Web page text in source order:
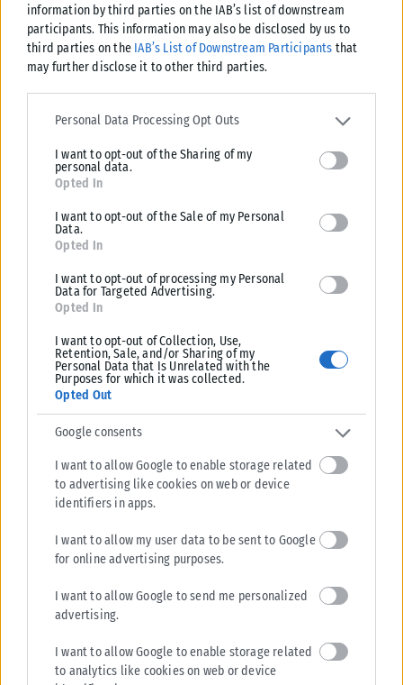
information by third parties on the IAB’s list of downstream
participants. This information may also be disclosed by us to
third parties on the IAB’s List of Downstream Participants that
may further disclose it to other third parties.
Please note that this website/app uses one or more Google
services and may gather and store information including but not
deny consent to Google and its third-party tags to use your data
for below specified purposes in below Google consent section.
Personal Data Processing Opt Outs
I want to opt-out of the Sharing of my
personal data.
Opted In
I want to opt-out of the Sale of my Personal
Data.
Opted In
I want to opt-out of processing my Personal
Data for Targeted Advertising.
Opted In
I want to opt-out of Collection, Use,
Retention, Sale, and/or Sharing of my
Personal Data that Is Unrelated with the
Purposes for which it was collected.
Opted Out
Google consents
I want to allow Google to enable storage related
to advertising like cookies on web or device
identifiers in apps.
I want to allow my user data to be sent to Google
for online advertising purposes.
I want to allow Google to send me personalized
advertising.
I want to allow Google to enable storage related
to analytics like cookies on web or device
Το Σαββατοκύριακο ανήκει σε αυτά τα 2 ζώδια: Έρωτας,
χρήμα και τύχη χωρίς φρένο
Επιτέλους, το σύμπαν αποφάσισε να αφήσει στην άκρη τα νεύρα, τις
αναποδιές και τα «τι άλλο θα μου συμβεί;» και...
ΑΝΑΡΤΉΘΗΚΕ ΑΠΌΓΕΩΡΓΊΑ ΝΤΟΎΝΗ 07/08/2026
Αυτοψία Λίνας Μενδώνη στα Αιγόσθενα μετά το πέρασμα της
πυρκαγιάς